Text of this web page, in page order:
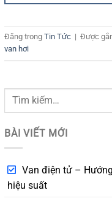
Đăng trong Tin Tức | Được
van hơi
BÀI VIẾT MỚI
Van điện tử –
hiệu suất